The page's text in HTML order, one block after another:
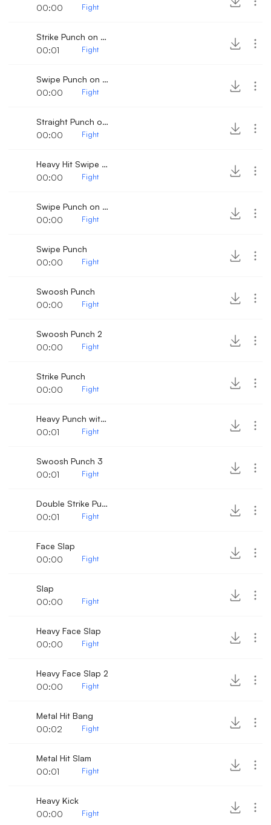
00:00
Fight
Strike Punch on boxing mitts
00:01
Fight
Swipe Punch on a wooden dummy
00:00
Fight
Straight Punch on boxing dummy
00:00
Fight
Heavy Hit Swipe punch
00:00
Fight
Swipe Punch on a wooden dummy 2
00:00
Fight
Swipe Punch
00:00
Fight
Swoosh Punch
00:00
Fight
Swoosh Punch 2
00:00
Fight
Strike Punch
00:00
Fight
Heavy Punch with bone crack
00:01
Fight
Swoosh Punch 3
00:01
Fight
Double Strike Punch
00:01
Fight
Face Slap
00:00
Fight
Slap
00:00
Fight
Heavy Face Slap
00:00
Fight
Heavy Face Slap 2
00:00
Fight
Metal Hit Bang
00:02
Fight
Metal Hit Slam
00:01
Fight
Heavy Kick
00:00
Fight